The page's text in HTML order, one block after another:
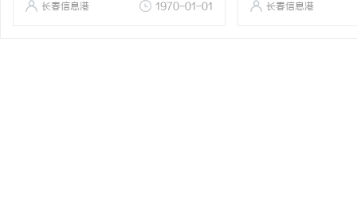
长春信息港 1970-01-01 长春信息港